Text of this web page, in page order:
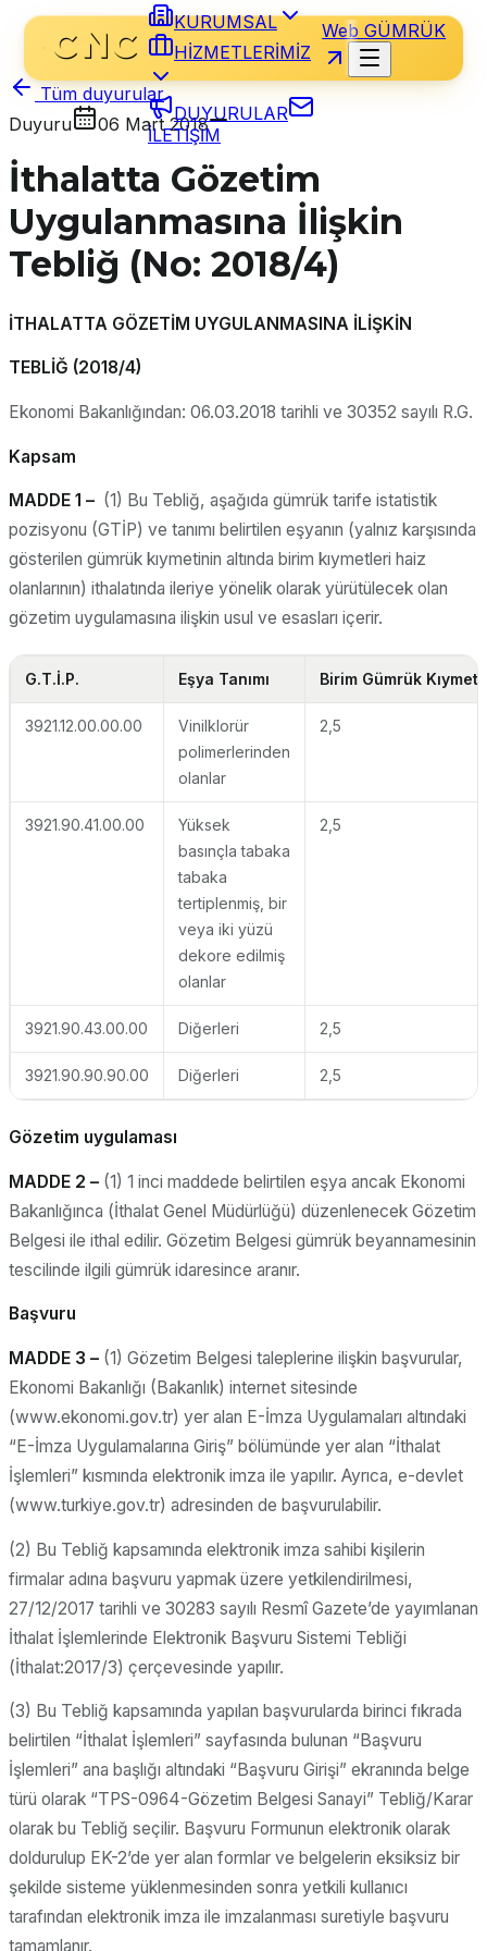
KURUMSAL
HİZMETLERİMİZ
DUYURULAR
İLETİŞİM
Web GÜMRÜK
Tüm duyurular
Duyuru
06 Mart 2018
İthalatta Gözetim
Uygulanmasına İlişkin
Tebliğ (No: 2018/4)
İTHALATTA GÖZETİM UYGULANMASINA İLİŞKİN
TEBLİĞ (2018/4)
Ekonomi Bakanlığından: 06.03.2018 tarihli ve 30352 sayılı R.G.
Kapsam
MADDE 1 – (1) Bu Tebliğ, aşağıda gümrük tarife istatistik
pozisyonu (GTİP) ve tanımı belirtilen eşyanın (yalnız karşısında
gösterilen gümrük kıymetinin altında birim kıymetleri haiz
olanlarının) ithalatında ileriye yönelik olarak yürütülecek olan
gözetim uygulamasına ilişkin usul ve esasları içerir.
G.T.İ.P. Eşya Tanımı Birim Gümrük Kıymeti
3921.12.00.00.00
Vinilklorür
polimerlerinden
olanlar
2,5
3921.90.41.00.00
Yüksek
basınçla tabaka
tabaka
tertiplenmiş, bir
veya iki yüzü
dekore edilmiş
olanlar
2,5
3921.90.43.00.00 Diğerleri 2,5
3921.90.90.90.00 Diğerleri 2,5
Gözetim uygulaması
MADDE 2 – (1) 1 inci maddede belirtilen eşya ancak Ekonomi
Bakanlığınca (İthalat Genel Müdürlüğü) düzenlenecek Gözetim
Belgesi ile ithal edilir. Gözetim Belgesi gümrük beyannamesinin
tescilinde ilgili gümrük idaresince aranır.
Başvuru
MADDE 3 – (1) Gözetim Belgesi taleplerine ilişkin başvurular,
Ekonomi Bakanlığı (Bakanlık) internet sitesinde
(www.ekonomi.gov.tr) yer alan E-İmza Uygulamaları altındaki
“E-İmza Uygulamalarına Giriş” bölümünde yer alan “İthalat
İşlemleri” kısmında elektronik imza ile yapılır. Ayrıca, e-devlet
(www.turkiye.gov.tr) adresinden de başvurulabilir.
(2) Bu Tebliğ kapsamında elektronik imza sahibi kişilerin
firmalar adına başvuru yapmak üzere yetkilendirilmesi,
27/12/2017 tarihli ve 30283 sayılı Resmî Gazete’de yayımlanan
İthalat İşlemlerinde Elektronik Başvuru Sistemi Tebliği
(İthalat:2017/3) çerçevesinde yapılır.
(3) Bu Tebliğ kapsamında yapılan başvurularda birinci fıkrada
belirtilen “İthalat İşlemleri” sayfasında bulunan “Başvuru
İşlemleri” ana başlığı altındaki “Başvuru Girişi” ekranında belge
türü olarak “TPS-0964-Gözetim Belgesi Sanayi” Tebliğ/Karar
olarak bu Tebliğ seçilir. Başvuru Formunun elektronik olarak
doldurulup EK-2’de yer alan formlar ve belgelerin eksiksiz bir
şekilde sisteme yüklenmesinden sonra yetkili kullanıcı
tarafından elektronik imza ile imzalanması suretiyle başvuru
tamamlanır.